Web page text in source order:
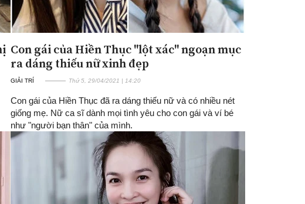
Con gái của Hiền Thục "lột xác" ngoạn mục
ra dáng thiếu nữ xinh đẹp
GIẢI TRÍ Thứ 5, 29/04/2021 | 14:20
Con gái của Hiền Thục đã ra dáng thiếu nữ và có nhiều nét
giống mẹ. Nữ ca sĩ dành mọi tình yêu cho con gái và ví bé
như "người bạn thân" của mình.